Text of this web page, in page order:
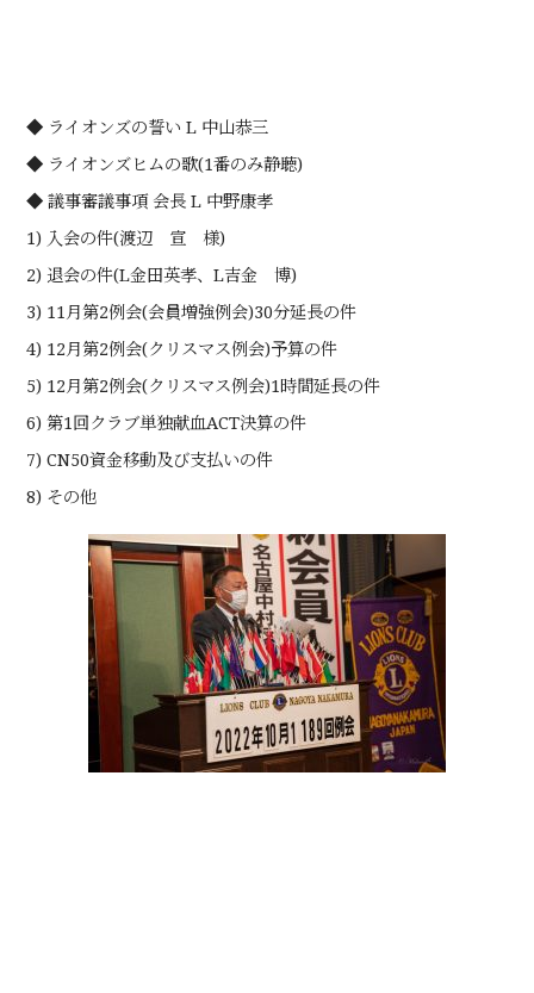
◆ ライオンズの誓い L 中山恭三
◆ ライオンズヒムの歌(1番のみ静聴)
◆ 議事審議事項 会長 L 中野康孝
1) 入会の件(渡辺 宣 様)
2) 退会の件(L金田英孝、L吉金 博)
3) 11月第2例会(会員増強例会)30分延長の件
4) 12月第2例会(クリスマス例会)予算の件
5) 12月第2例会(クリスマス例会)1時間延長の件
6) 第1回クラブ単独献血ACT決算の件
7) CN50資金移動及び支払いの件
8) その他